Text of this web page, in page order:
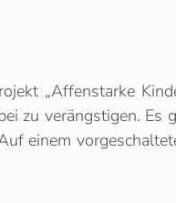
„Affenstarke
zu verängstigen. Es
einem